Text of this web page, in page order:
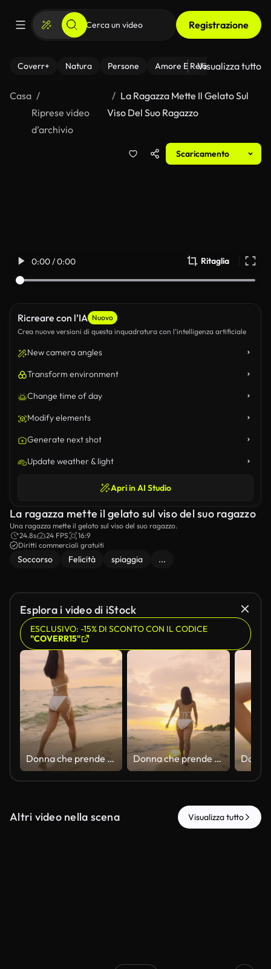
Registrazione
Coverr+ Natura Persone Amore E Relazioni Il
Visualizza tutto
Casa
Riprese video
d’archivio
La Ragazza Mette Il Gelato Sul
Viso Del Suo Ragazzo
Scaricamento
0:00 / 0:00 Ritaglia
Ricreare con l’IA Nuovo
Crea nuove versioni di questa inquadratura con l’intelligenza artificiale
New camera angles
Transform environment
Change time of day
Modify elements
Generate next shot
Update weather & light
Apri in AI Studio
La ragazza mette il gelato sul viso del suo ragazzo
Una ragazza mette il gelato sul viso del suo ragazzo.
24.8s
24 FPS
16:9
Diritti commerciali gratuiti
Soccorso Felicità spiaggia ...
Esplora i video di iStock
ESCLUSIVO: -15% DI SCONTO CON IL CODICE
"COVERR15"
Donna che prende il sole e si rilassa vicino alla costa Donna che prende il sole e si rilassa vicino alla costa
Altri video nella scena Visualizza tutto